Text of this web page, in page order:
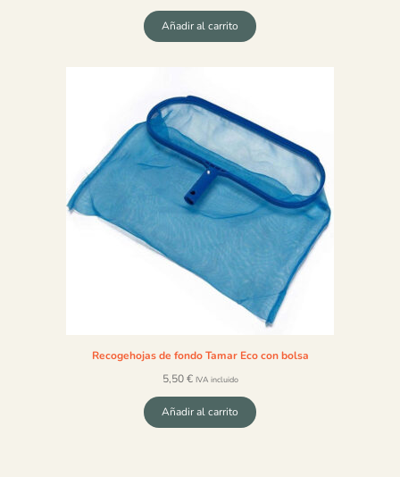
Añadir al carrito
Recogehojas de fondo Tamar Eco con bolsa
5,50€ IVA incluido
Añadir al carrito